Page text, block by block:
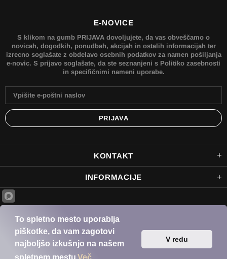
E-NOVICE
S klikom na gumb PRIJAVA dovoljujete, da vas obveščamo o
novicah, dogodkih, ponudbah, akcijah in ostalih informacijah ter
izrecno soglašate z obdelavo osebnih podatkov za namen pošiljanja
e-novic. S prijavo soglašate, da ste seznanjeni s Politiko zasebnosti
in specifičnimi nameni uporabe.
KONTAKT
INFORMACIJE
pravice pridržane.
To spletno mesto uporablja
piškotke, da vam zagotovi
najboljšo izkušnjo na našem
spletnem mestu Več
V redu